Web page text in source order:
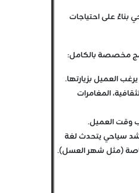
على احتياجات
مخصصة بالكامل:
العميل بزيارتها.
المغامرات
وقت العميل.
سياحي يتحدث لغة
(مثل شهر العسل).